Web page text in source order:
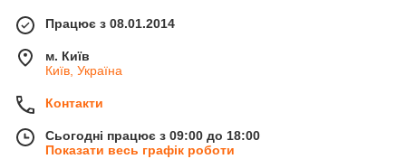
Працює з 08.01.2014
м. Київ
Київ, Україна
Контакти
Сьогодні працює з 09:00 до 18:00
Показати весь графік роботи